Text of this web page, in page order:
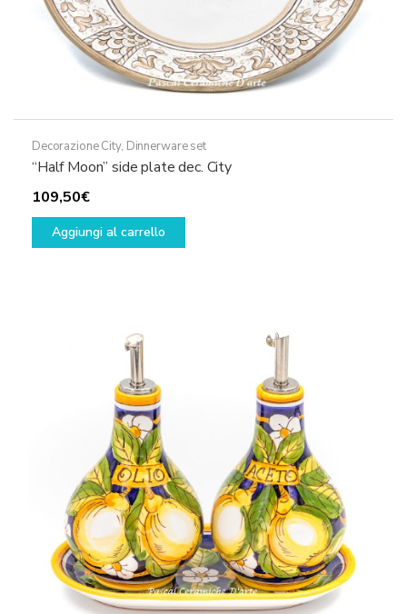
Decorazione City, Dinnerware set
“Half Moon” side plate dec. City
109,50€
Aggiungi al carrello